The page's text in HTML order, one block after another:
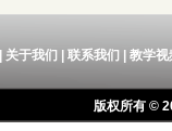
关于我们 联系我们 教学视
版权所有 ©